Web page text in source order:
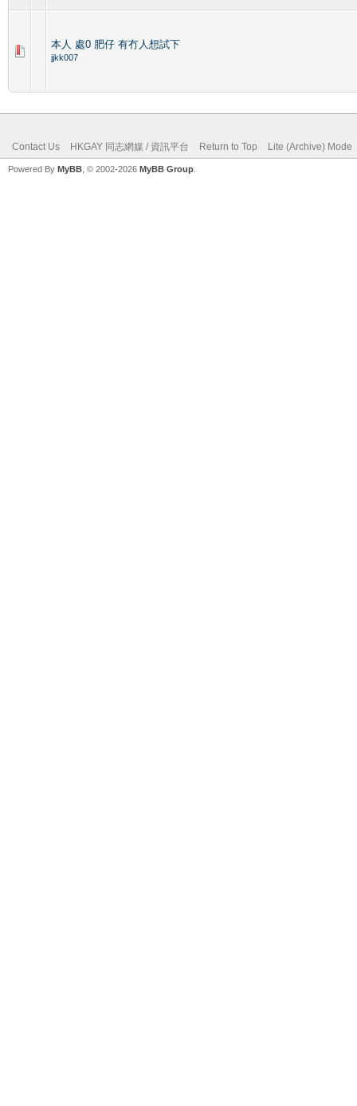
本人 處0 肥仔 有冇人想試下
jjkk007
Contact Us HKGAY 同志網媒 / 資訊平台 Return to Top Lite (Archive) Mode
Powered By MyBB , © 2002-2026 MyBB Group